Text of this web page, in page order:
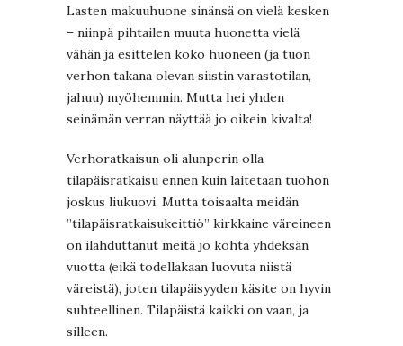
Lasten makuuhuone sinänsä on vielä kesken
– niinpä pihtailen muuta huonetta vielä
vähän ja esittelen koko huoneen (ja tuon
verhon takana olevan siistin varastotilan,
jahuu) myöhemmin. Mutta hei yhden
seinämän verran näyttää jo oikein kivalta!
Verhoratkaisun oli alunperin olla
tilapäisratkaisu ennen kuin laitetaan tuohon
joskus liukuovi. Mutta toisaalta meidän
”tilapäisratkaisukeittiö” kirkkaine väreineen
on ilahduttanut meitä jo kohta yhdeksän
vuotta (eikä todellakaan luovuta niistä
väreistä), joten tilapäisyyden käsite on hyvin
suhteellinen. Tilapäistä kaikki on vaan, ja
silleen.